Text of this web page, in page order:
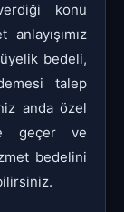
konu
bedeli,
talep
anda özel
geçer ve
bedelini